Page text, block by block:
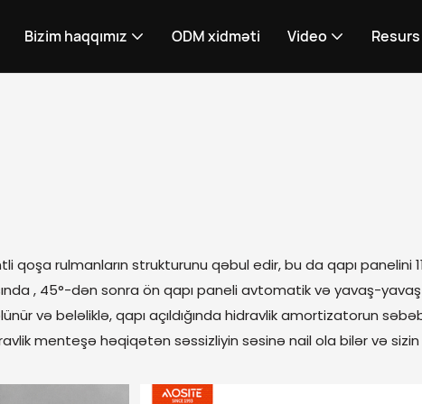
Bizim haqqımız ODM xidməti Video Resurs
rulmanların strukturunu qəbul edir, bu da qapı panelini
, 45°-dən sonra ön qapı paneli avtomatik və yavaş-yavaş
və beləliklə, qapı açıldığında hidravlik amortizatorun
menteşə həqiqətən səssizliyin səsinə nail ola bilər və